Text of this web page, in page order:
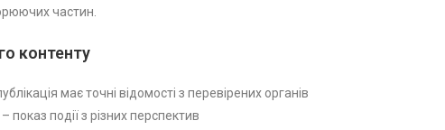
частин.
контенту
має точні відомості з перевірених органів
– показ події з різних перспектив